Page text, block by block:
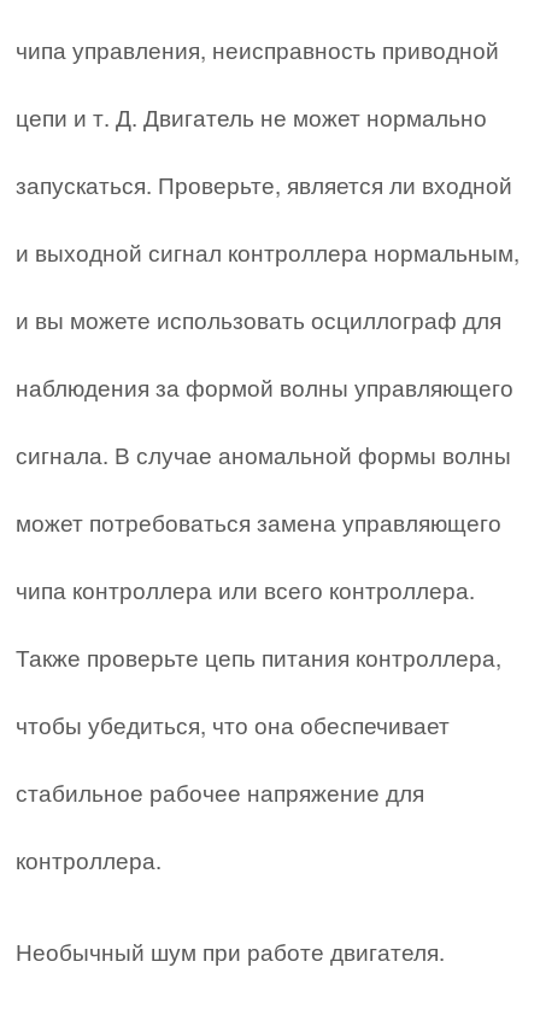
чипа управления, неисправность приводной
цепи и т. Д. Двигатель не может нормально
запускаться. Проверьте, является ли входной
и выходной сигнал контроллера нормальным,
и вы можете использовать осциллограф для
наблюдения за формой волны управляющего
сигнала. В случае аномальной формы волны
может потребоваться замена управляющего
чипа контроллера или всего контроллера.
Также проверьте цепь питания контроллера,
чтобы убедиться, что она обеспечивает
стабильное рабочее напряжение для
контроллера.
Необычный шум при работе двигателя.